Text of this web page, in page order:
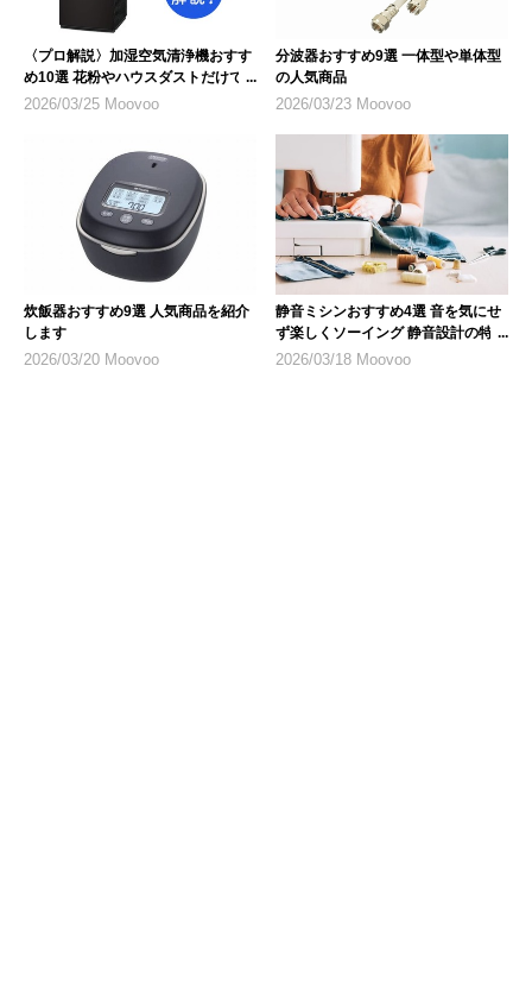
〈プロ解説〉加湿空気清浄機おすす
め10選 花粉やハウスダストだけで
なく乾燥対策にも
2026/03/25 Moovoo
分波器おすすめ9選 一体型や単体型
の人気商品
2026/03/23 Moovoo
炊飯器おすすめ9選 人気商品を紹介
します
2026/03/20 Moovoo
静音ミシンおすすめ4選 音を気にせ
ず楽しくソーイング 静音設計の特徴
も紹介
2026/03/18 Moovoo